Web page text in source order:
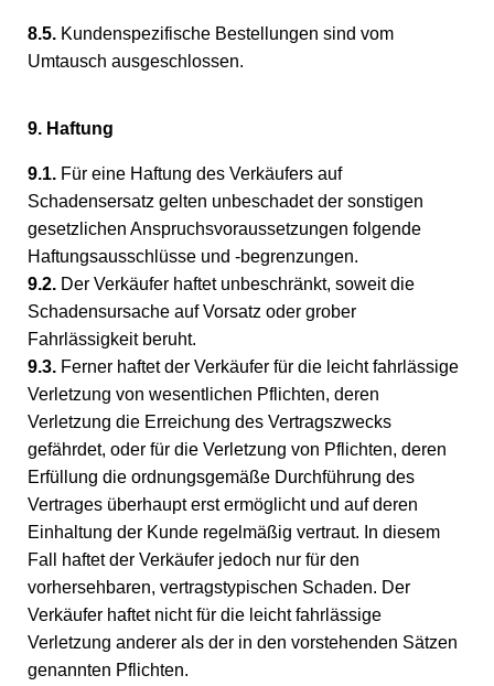
8.5. Kundenspezifische Bestellungen sind vom
Umtausch ausgeschlossen.
9. Haftung
9.1. Für eine Haftung des Verkäufers auf
Schadensersatz gelten unbeschadet der sonstigen
gesetzlichen Anspruchsvoraussetzungen folgende
Haftungsausschlüsse und -begrenzungen.
9.2. Der Verkäufer haftet unbeschränkt, soweit die
Schadensursache auf Vorsatz oder grober
Fahrlässigkeit beruht.
9.3. Ferner haftet der Verkäufer für die leicht fahrlässige
Verletzung von wesentlichen Pflichten, deren
Verletzung die Erreichung des Vertragszwecks
gefährdet, oder für die Verletzung von Pflichten, deren
Erfüllung die ordnungsgemäße Durchführung des
Vertrages überhaupt erst ermöglicht und auf deren
Einhaltung der Kunde regelmäßig vertraut. In diesem
Fall haftet der Verkäufer jedoch nur für den
vorhersehbaren, vertragstypischen Schaden. Der
Verkäufer haftet nicht für die leicht fahrlässige
Verletzung anderer als der in den vorstehenden Sätzen
genannten Pflichten.